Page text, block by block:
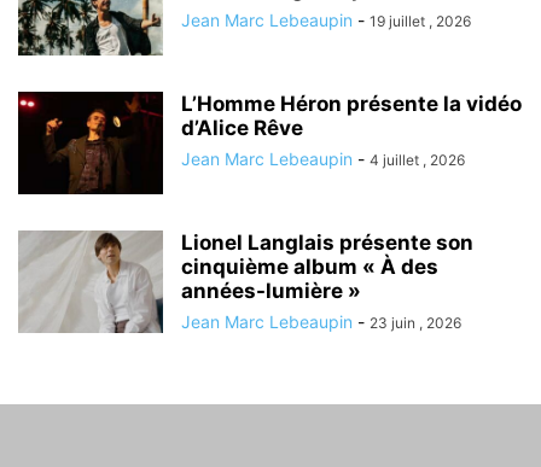
Jean Marc Lebeaupin - 19 juillet , 2026
L’Homme Héron présente la vidéo
d’Alice Rêve
Jean Marc Lebeaupin - 4 juillet , 2026
Lionel Langlais présente son
cinquième album « À des
années-lumière »
Jean Marc Lebeaupin - 23 juin , 2026